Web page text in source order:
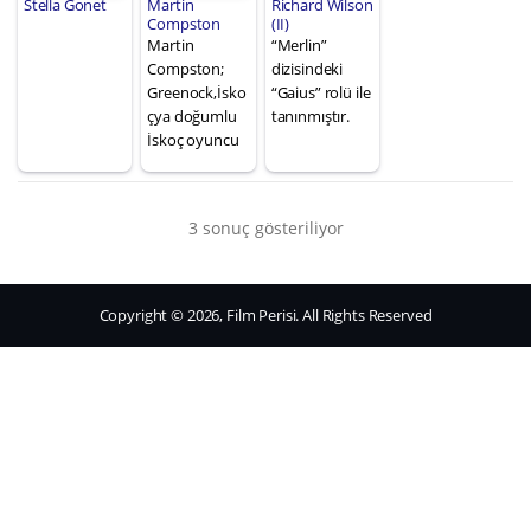
Stella Gonet
Martin
Compston
Martin
Compston;
Greenock,İsko
çya doğumlu
İskoç oyuncu
Richard Wilson
(II)
“Merlin”
dizisindeki
“Gaius” rolü ile
tanınmıştır.
3 sonuç gösteriliyor
Copyright © 2026, Film Perisi. All Rights Reserved